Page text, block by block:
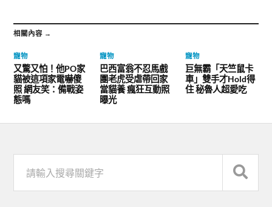
相關內容 →
寵物
又驚又怕！他PO家
貓被這項家電嚇傻
照 網友笑：備戰姿
態嗎
寵物
巴西富翁不忍馬戲
團老虎受虐帶回家
當貓養 瘋狂互動照
曝光
寵物
巨無霸「天竺鼠卡
車」雙手才Hold得
住 秘魯人超愛吃